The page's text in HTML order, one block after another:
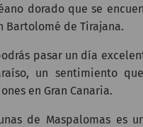
dorado que se
Bartolomé de Tirajana.
pasar un día
un sentimiento
en Gran Canaria.
de Maspalomas es